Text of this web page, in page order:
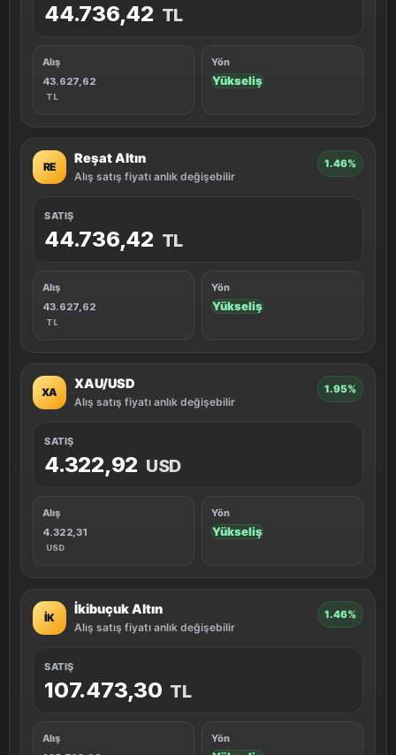
44.736,42 TL
Alış
43.627,62
TL
Yön
Yükseliş
RE
Reşat Altın
Alış satış fiyatı anlık değişebilir
1.46%
SATIŞ
44.736,42 TL
Alış
43.627,62
TL
Yön
Yükseliş
XA
XAU/USD
Alış satış fiyatı anlık değişebilir
1.95%
SATIŞ
4.322,92 USD
Alış
4.322,31
USD
Yön
Yükseliş
İK
İkibuçuk Altın
Alış satış fiyatı anlık değişebilir
1.46%
SATIŞ
107.473,30 TL
Alış
Yön